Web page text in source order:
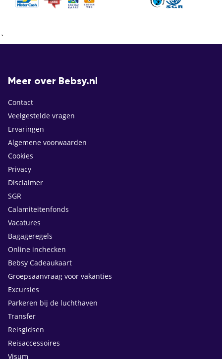
`
Meer over Bebsy.nl
Contact
Veelgestelde vragen
Ervaringen
Algemene voorwaarden
Cookies
Privacy
Disclaimer
SGR
Calamiteitenfonds
Vacatures
Bagageregels
Online inchecken
Bebsy Cadeaukaart
Groepsaanvraag voor vakanties
Excursies
Parkeren bij de luchthaven
Transfer
Reisgidsen
Reisaccessoires
Visum